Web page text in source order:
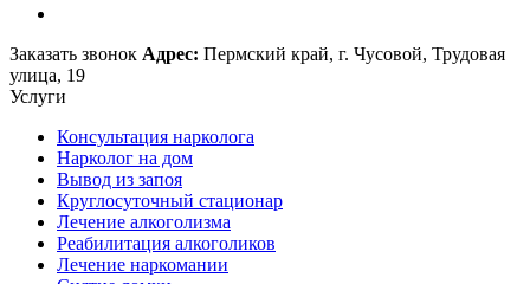
Заказать звонок Адрес: Пермский край, г. Чусовой, Трудовая
улица, 19
Услуги
Консультация нарколога
Нарколог на дом
Вывод из запоя
Круглосуточный стационар
Лечение алкоголизма
Реабилитация алкоголиков
Лечение наркомании